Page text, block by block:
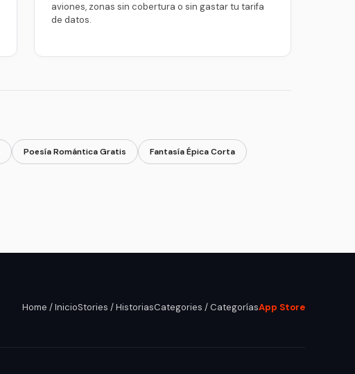
aviones, zonas sin cobertura o sin gastar tu tarifa
de datos.
Poesía Romántica Gratis Fantasía Épica Corta
Home / InicioStories / HistoriasCategories / CategoríasApp Store